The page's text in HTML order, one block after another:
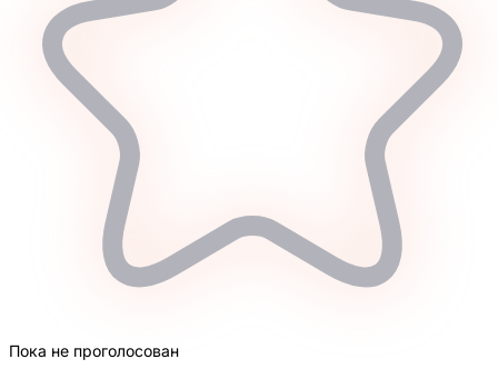
Пока не проголосован